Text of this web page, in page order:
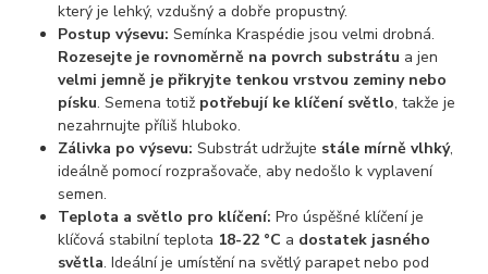
který je lehký, vzdušný a dobře propustný.
Postup výsevu: Semínka Kraspédie jsou velmi drobná.
Rozesejte je rovnoměrně na povrch substrátu a jen
velmi jemně je přikryjte tenkou vrstvou zeminy nebo
písku. Semena totiž potřebují ke klíčení světlo, takže je
nezahrnujte příliš hluboko.
Zálivka po výsevu: Substrát udržujte stále mírně vlhký,
ideálně pomocí rozprašovače, aby nedošlo k vyplavení
semen.
Teplota a světlo pro klíčení: Pro úspěšné klíčení je
klíčová stabilní teplota 18-22 °C a dostatek jasného
světla. Ideální je umístění na světlý parapet nebo pod